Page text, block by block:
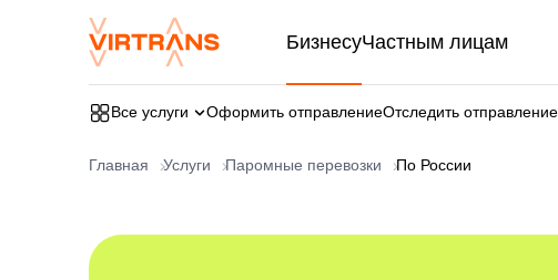
БизнесуЧастным лицам
Все услуги Оформить отправлениеОтследить отправление
Главная Услуги Паромные перевозки По России